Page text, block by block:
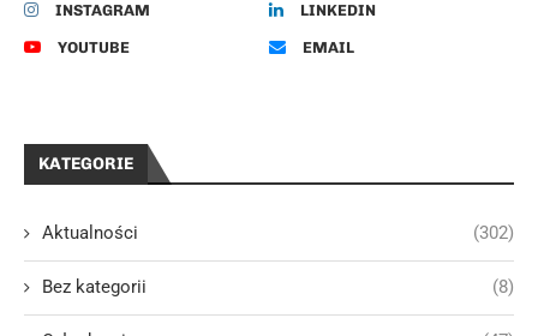
INSTAGRAM LINKEDIN
YOUTUBE EMAIL
KATEGORIE
Aktualności (302)
Bez kategorii (8)